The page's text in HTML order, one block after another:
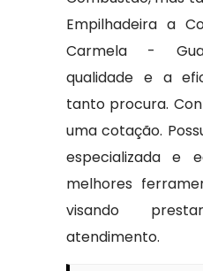
Empilhadeira a
Carmela -
qualidade e a
tanto procura.
uma cotação.
especializada e
melhores
visando
atendimento.